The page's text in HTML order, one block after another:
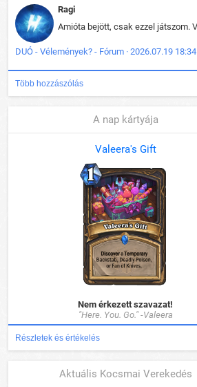
Ragi
DUÓ - Vélemények? - Fórum · 2026.07.19 18:34
Több hozzászólás
A nap kártyája
Valeera's Gift
Nem érkezett szavazat!
"Here. You. Go." -Valeera
Részletek és értékelés
Aktuális Kocsmai Verekedés